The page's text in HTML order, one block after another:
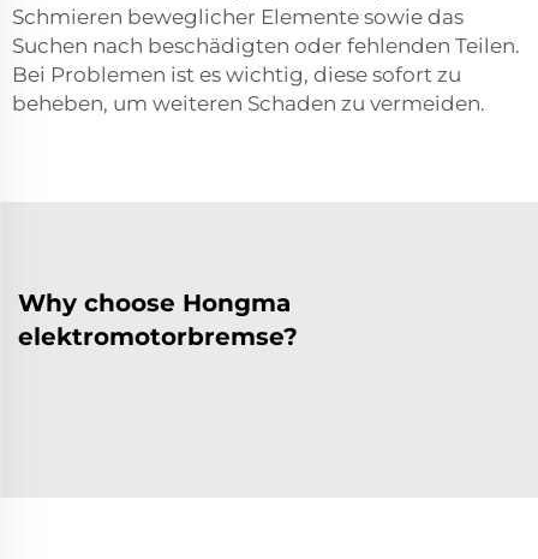
Schmieren beweglicher Elemente sowie das
Suchen nach beschädigten oder fehlenden Teilen.
Bei Problemen ist es wichtig, diese sofort zu
beheben, um weiteren Schaden zu vermeiden.
Why choose Hongma
elektromotorbremse?